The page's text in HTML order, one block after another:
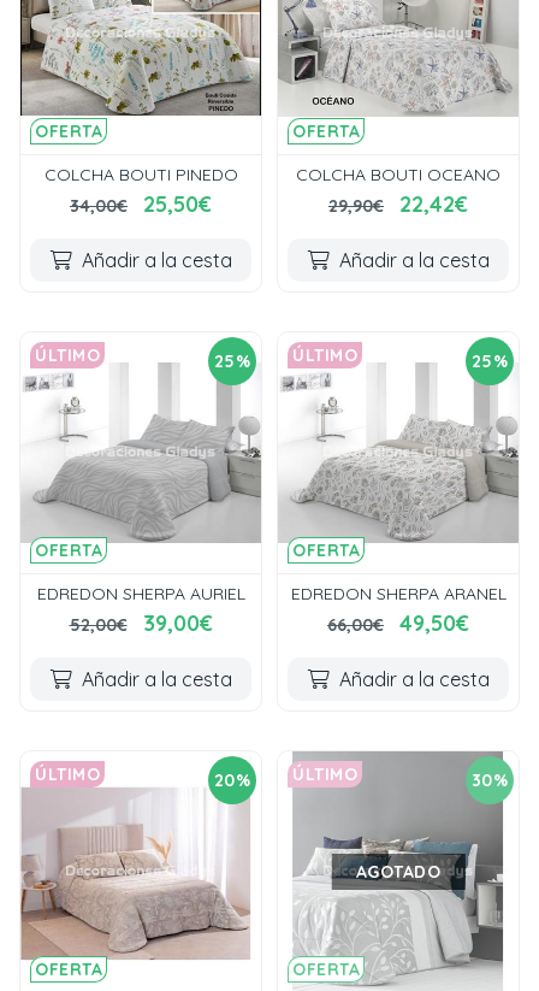
OFERTA
COLCHA BOUTI PINEDO
34,00€
25,50€
Añadir a la cesta
OFERTA
COLCHA BOUTI OCEANO
29,90€
22,42€
Añadir a la cesta
25%
OFERTA
ÚLTIMO
EDREDON SHERPA AURIEL
52,00€
39,00€
Añadir a la cesta
25%
OFERTA
ÚLTIMO
EDREDON SHERPA ARANEL
66,00€
49,50€
Añadir a la cesta
20%
OFERTA
ÚLTIMO 30%
OFERTA
ÚLTIMO
AGOTADO